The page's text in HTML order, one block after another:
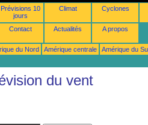
Prévisions 10
jours
Climat Cyclones
Contact Actualités A propos
du Nord Amérique centrale
Amérique du
du vent